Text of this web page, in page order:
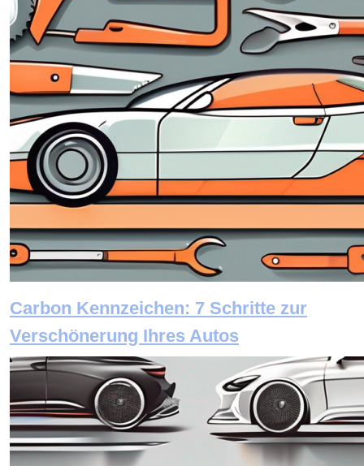
Carbon Kennzeichen: 7 Schritte zur
Verschönerung Ihres Autos